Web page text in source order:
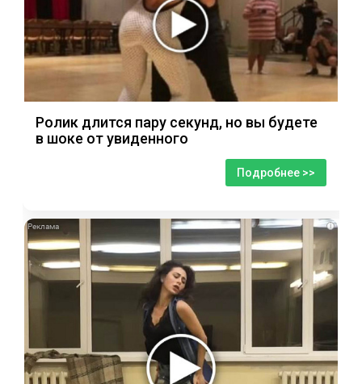
Ролик длится пару секунд, но вы будете
в шоке от увиденного
Подробнее >>
i